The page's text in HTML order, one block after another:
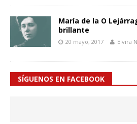
María de la O
brillante
20 mayo, 2017 Elvira
SÍGUENOS EN FACEBOOK